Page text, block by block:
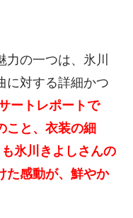
力の一つは、氷川
に対する詳細かつ
ートレポートで
こと、衣装の細
氷川きよしさんの
た感動が、鮮やか